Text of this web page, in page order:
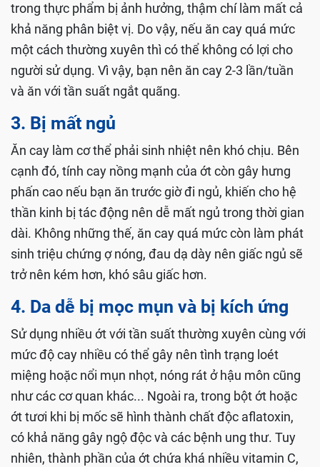
trong thực phẩm bị ảnh hưởng, thậm chí làm mất cả
khả năng phân biệt vị. Do vậy, nếu ăn cay quá mức
một cách thường xuyên thì có thể không có lợi cho
người sử dụng. Vì vậy, bạn nên ăn cay 2-3 lần/tuần
và ăn với tần suất ngắt quãng.
3. Bị mất ngủ
Ăn cay làm cơ thể phải sinh nhiệt nên khó chịu. Bên
cạnh đó, tính cay nồng mạnh của ớt còn gây hưng
phấn cao nếu bạn ăn trước giờ đi ngủ, khiến cho hệ
thần kinh bị tác động nên dễ mất ngủ trong thời gian
dài. Không những thế, ăn cay quá mức còn làm phát
sinh triệu chứng ợ nóng, đau dạ dày nên giấc ngủ sẽ
trở nên kém hơn, khó sâu giấc hơn.
4. Da dễ bị mọc mụn và bị kích ứng
Sử dụng nhiều ớt với tần suất thường xuyên cùng với
mức độ cay nhiều có thể gây nên tình trạng loét
miệng hoặc nổi mụn nhọt, nóng rát ở hậu môn cũng
như các cơ quan khác... Ngoài ra, trong bột ớt hoặc
ớt tươi khi bị mốc sẽ hình thành chất độc aflatoxin,
có khả năng gây ngộ độc và các bệnh ung thư. Tuy
nhiên, thành phần của ớt chứa khá nhiều vitamin C,